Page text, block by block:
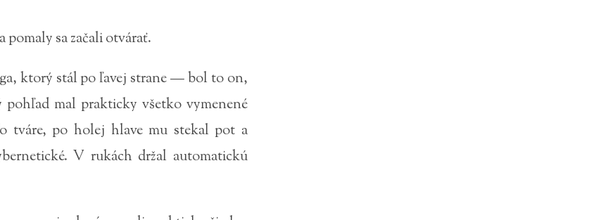
pomaly sa začali otvárať.
ktorý stál po ľavej strane — bol to on,
mal prakticky všetko vymenené
tváre, po holej hlave mu stekal pot a
V rukách držal automatickú